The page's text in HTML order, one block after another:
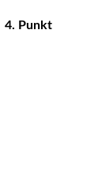
4. Punkt